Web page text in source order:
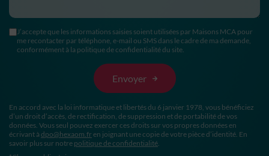
J’accepte que les informations saisies soient utilisées par Maisons MCA pour
me recontacter par téléphone, e-mail ou SMS dans le cadre de ma demande,
conformément à la politique de confidentialité du site.
En accord avec la loi informatique et libertés du 6 janvier 1978, vous bénéficiez
d’un droit d’accès, de rectification, de suppression et de portabilité de vos
données. Vous seul pouvez exercer ces droits sur vos propres données en
écrivant à dpo@hexaom.fr en joignant une copie de votre pièce d’identité. En
savoir plus sur notre politique de confidentialité.